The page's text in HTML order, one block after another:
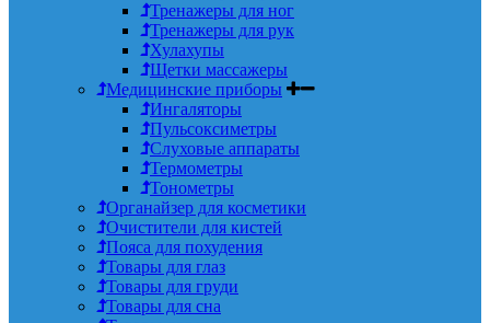
Тренажеры для ног
Тренажеры для рук
Хулахупы
Щетки массажеры
Медицинские приборы
Ингаляторы
Пульсоксиметры
Слуховые аппараты
Термометры
Тонометры
Органайзер для косметики
Очистители для кистей
Пояса для похудения
Товары для глаз
Товары для груди
Товары для сна